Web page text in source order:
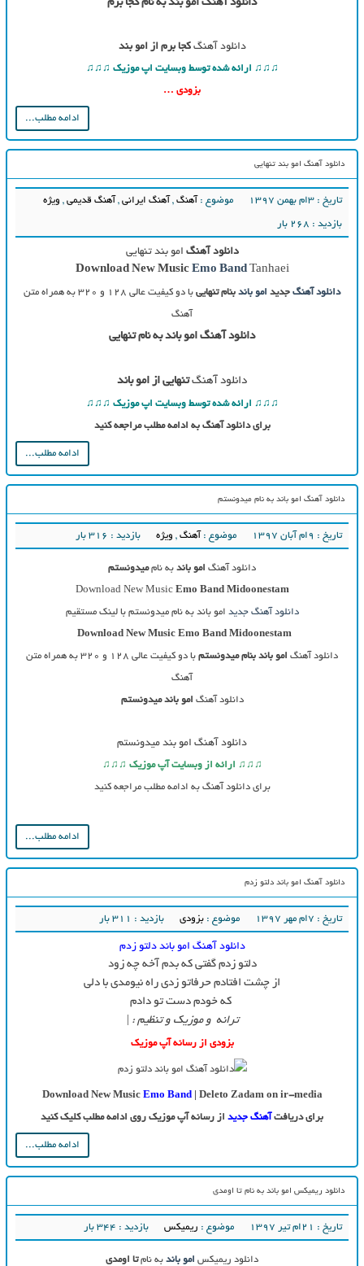
دانلود آهنگ امو بند به نام کجا برم
دانلود آهنگ کجا برم از امو بند
♫♫♫ ارائه شده توسط وبسایت اپ موزیک ♫♫♫
بزودی …
ادامه مطلب...
دانلود آهنگ امو بند تنهایی
تاریخ : ۳ام بهمن ۱۳۹۷ موضوع : آهنگ, آهنگ ایرانی, آهنگ قدیمی, ویژه
بازدید : 268 بار
دانلود آهنگ امو بند تنهایی
Download New Music Emo BandTanhaei
دانلود آهنگ جدید امو باند بنام تنهایی با دو کیفیت عالی ۱۲۸ و ۳۲۰ به همراه متن
آهنگ
دانلود آهنگ امو باند به نام تنهایی
دانلود آهنگتنهایی از امو باند
♫♫♫ ارائه شده توسط وبسایت اپ موزیک ♫♫♫
برای دانلود آهنگ به ادامه مطلب مراجعه کنید
ادامه مطلب...
دانلود آهنگ امو باند به نام میدونستم
تاریخ : ۹ام آبان ۱۳۹۷ موضوع : آهنگ, ویژه بازدید : 316 بار
دانلود آهنگ امو باند به ناممیدونستم
Download New Music Emo Band Midoonestam
دانلود آهنگ جدید امو باند به نام میدونستم با لینک مستقیم
Download NewMusic Emo Band Midoonestam
دانلود آهنگ امو باند بنام میدونستم با دو کیفیت عالی ۱۲۸ و ۳۲۰ به همراه متن
آهنگ
دانلود آهنگ امو باند میدونستم
دانلود آهنگ امو بند میدونستم
♫♫♫ ارائه از وبسایت آپ موزیک ♫♫♫
برای دانلود آهنگ به ادامه مطلب مراجعه کنید
ادامه مطلب...
دانلود آهنگ امو باند دلتو زدم
تاریخ : ۷ام مهر ۱۳۹۷ موضوع : بزودی بازدید : 311 بار
دانلود آهنگ امو باند دلتو زدم
دلتو زدم گفتی که بدم آخه چه زود
از چشت افتادم حرفاتو زدی راه نیومدی با دلی
که خودم دست تو دادم
ترانه و موزیک و تنظیم : |
بزودی از رسانه آپ موزیک
Download New Music Emo Band| Deleto Zadam on ir-media
برای دریافت آهنگ جدید از رسانه آپ موزیک روی ادامه مطلب کلیک کنید
ادامه مطلب...
دانلود ریمیکس امو باند به نام تا اومدی
تاریخ : ۲۱ام تیر ۱۳۹۷ موضوع : ریمیکس بازدید : 344 بار
دانلود ریمیکس امو باند به نامتا اومدی